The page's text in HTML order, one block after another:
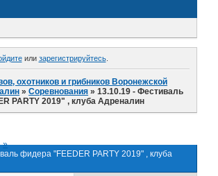
или зарегистрируйтесь.
охотников и грибников Воронежской
»Соревнования »13.10.19 - Фестиваль
PARTY 2019" , клуба Адреналин
фидера "FEEDER PARTY 2019" , клуба
»